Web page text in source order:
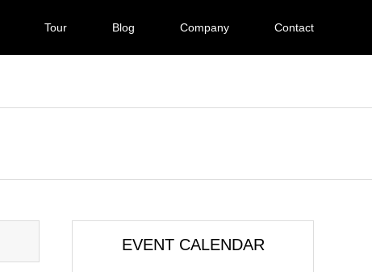
Tour Blog Company Contact
EVENT CALENDAR